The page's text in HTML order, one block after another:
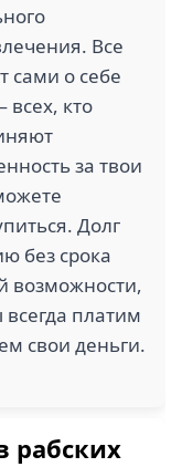
Все
сами о себе
кто
за твои
Долг
без срока
возможности,
платим
свои деньги.
рабских